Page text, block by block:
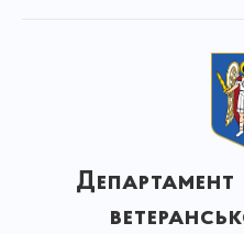
Департамент